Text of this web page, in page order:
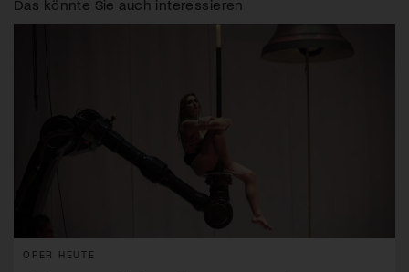
Das könnte Sie auch interessieren
OPER HEUTE